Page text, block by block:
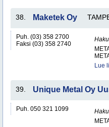
38. Maketek Oy
Puh. (03) 358 2700
Faksi (03) 358 2740
Lue
39. Unique Metal Oy
Puh. 050 321 1099